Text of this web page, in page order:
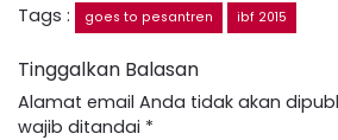
Tags : goes to pesantren ibf 2015
Tinggalkan Balasan
Alamat email Anda tidak akan
wajib ditandai *